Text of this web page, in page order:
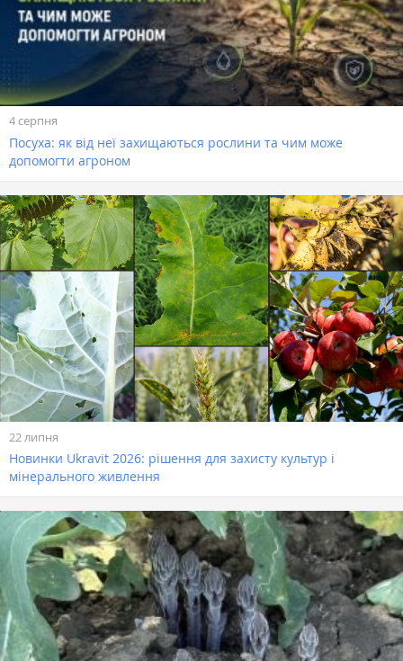
4 серпня
Посуха: як від неї захищаються рослини та чим може
допомогти агроном
22 липня
Новинки Ukravit 2026: рішення для захисту культур і
мінерального живлення